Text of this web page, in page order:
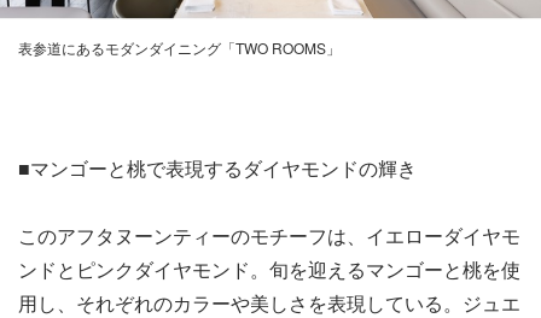
表参道にあるモダンダイニング「TWO ROOMS」
■マンゴーと桃で表現するダイヤモンドの輝き
このアフタヌーンティーのモチーフは、イエローダイヤモ
ンドとピンクダイヤモンド。旬を迎えるマンゴーと桃を使
用し、それぞれのカラーや美しさを表現している。ジュエ